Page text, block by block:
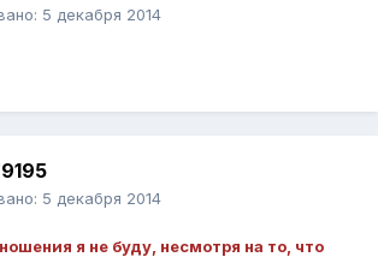
5 декабря 2014
5 декабря 2014
я не буду, несмотря на то, что